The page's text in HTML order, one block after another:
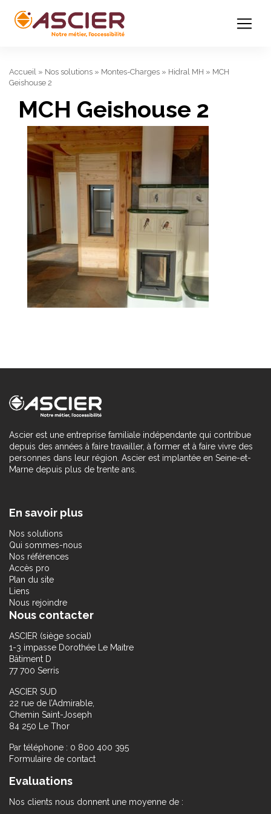
Accueil » Nos solutions » Montes-Charges » Hidral MH » MCH
Geishouse 2
MCH Geishouse 2
Ascier est une entreprise familiale indépendante qui contribue
depuis des années à faire travailler, à former et à faire vivre des
personnes dans leur région. Ascier est implantée en Seine-et-
Marne depuis plus de trente ans.
En savoir plus
Nos solutions
Qui sommes-nous
Nos références
Accès pro
Plan du site
Liens
Nous rejoindre
Nous contacter
ASCIER (siège social)
1-3 impasse Dorothée Le Maitre
Bâtiment D
77 700 Serris
ASCIER SUD
22 rue de l’Admirable,
Chemin Saint-Joseph
84 250 Le Thor
Par téléphone : 0 800 400 395
Formulaire de contact
Evaluations
Nos clients nous donnent une moyenne de :